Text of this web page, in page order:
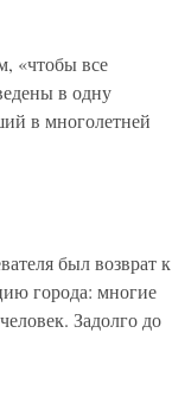
«чтобы все
в одну
в многолетней
был возврат к
города: многие
Задолго до